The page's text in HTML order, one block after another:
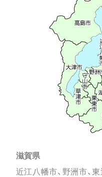
滋賀県
近江八幡市、野洲市、